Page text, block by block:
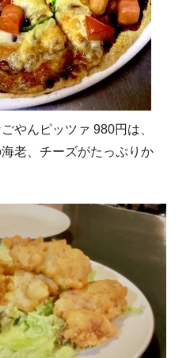
やんピッツァ 980円は、
老、チーズがたっぷりか